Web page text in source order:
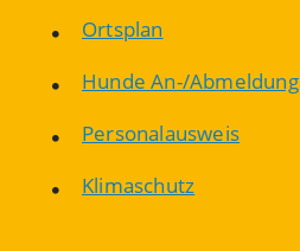
Ortsplan
Hunde An-/Abmeldung
Personalausweis
Klimaschutz